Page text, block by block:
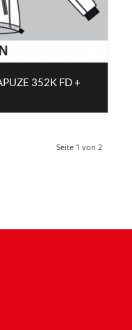
352K FD +
Seite 1 von 2